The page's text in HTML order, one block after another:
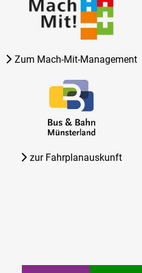
Zum Mach-Mit-Management
zur Fahrplanauskunft